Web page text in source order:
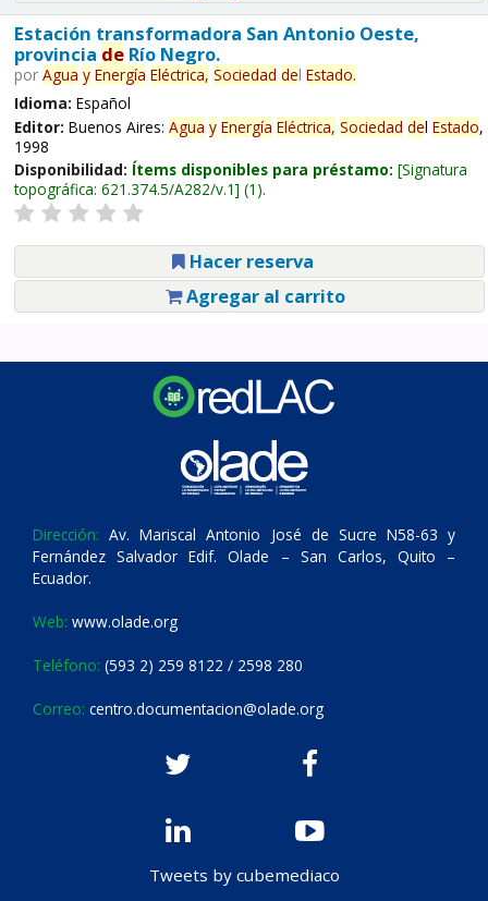
Estación transformadora San Antonio Oeste,
provincia deRío Negro.
por Agua y Energía Eléctrica, Sociedad del Estado.
Idioma: Español
Editor: Buenos Aires: Agua y Energía Eléctrica, Sociedad del Estado,
1998
Disponibilidad: Ítems disponibles para préstamo: Signatura
topográfica: 621.374.5/A282/v.1 (1).
Hacer reserva
Agregar al carrito
Dirección: Av. Mariscal Antonio José de Sucre N58-63 y
Fernández Salvador Edif. Olade – San Carlos, Quito –
Ecuador.
Web: www.olade.org
Teléfono: (593 2) 259 8122 / 2598 280
Correo: centro.documentacion@olade.org
Tweets by cubemediaco